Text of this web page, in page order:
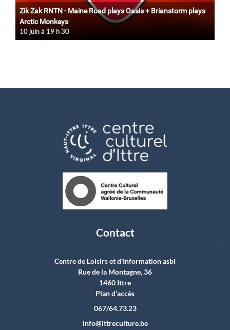
Zik Zak RNTN - Maine Road plays Oasis + Brianstorm plays
Arctic Monkeys
10 juin à 19 h 30
Contact
Centre de Loisirs et d'Information asbI
Rue de la Montagne, 36
1460 Ittre
Plan d’accès
067/64.73.23
info@ittreculture.be